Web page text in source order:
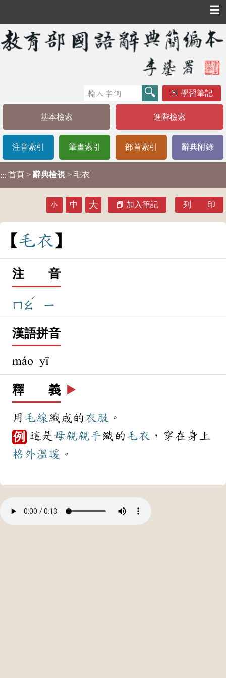
☰
學習筆記
基本檢索 進階檢索
注音索引 筆畫索引 部首索引 辭典附錄
::: 首頁 > 辭典檢視 > 毛衣
小 中 大 加入筆記 列 印
毛衣
注 音
ㄇㄠ
ˊ
ㄧ
漢語拼音
máo yī
釋 義 ▶️
用 毛線織成的衣服 。
例 這是 母親親手 織的 毛衣 ，穿在身上
格外溫暖 。